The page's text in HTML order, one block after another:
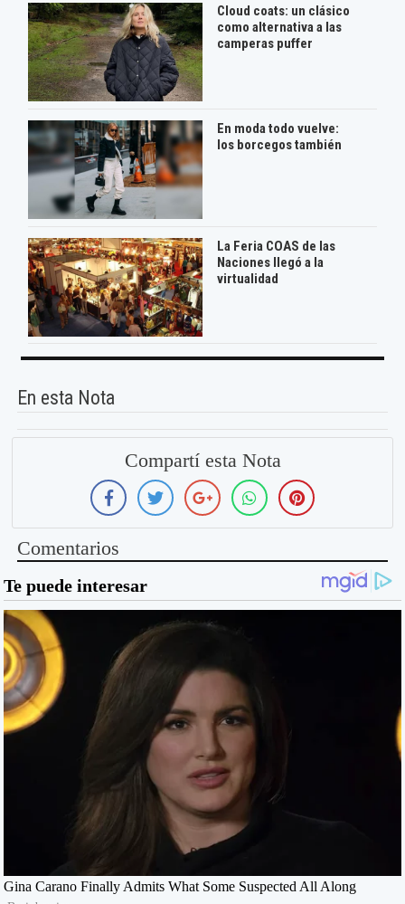
Cloud coats: un clásico
como alternativa a las
camperas puffer
En moda todo vuelve:
los borcegos también
La Feria COAS de las
Naciones llegó a la
virtualidad
En esta Nota
Compartí esta Nota
Comentarios